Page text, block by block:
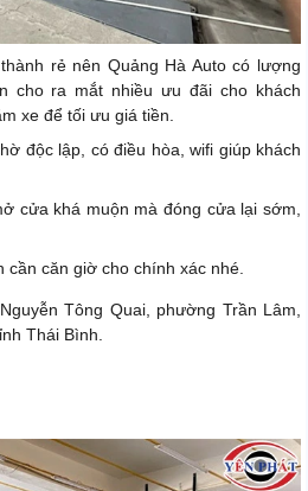
rẻ nên Quảng Hà Auto có lượng
cho ra mắt nhiều ưu đãi cho khách
xe để tối ưu giá tiền.
độc lập, có điều hòa, wifi giúp khách
cửa khá muộn mà đóng cửa lại sớm,
cần căn giờ cho chính xác nhé.
Tông Quai, phường Trần Lâm,
Thái Bình.